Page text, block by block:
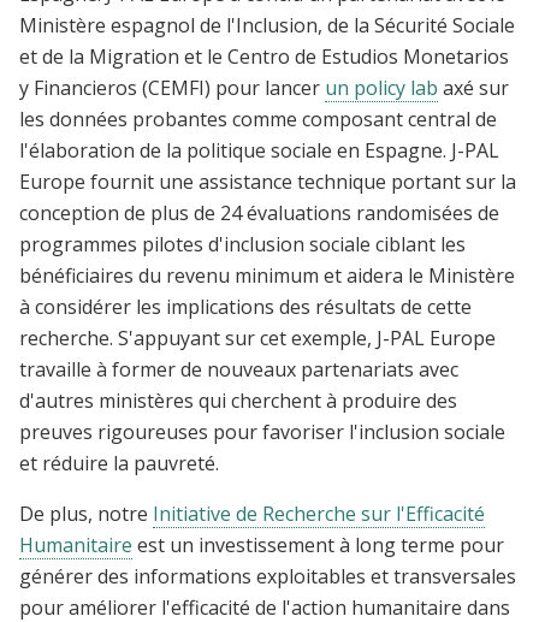
Ministère espagnol de l'Inclusion, de la Sécurité Sociale
et de la Migration et le Centro de Estudios Monetarios
y Financieros (CEMFI) pour lancer un policy lab axé sur
les données probantes comme composant central de
l'élaboration de la politique sociale en Espagne. J-PAL
Europe fournit une assistance technique portant sur la
conception de plus de 24 évaluations randomisées de
programmes pilotes d'inclusion sociale ciblant les
bénéficiaires du revenu minimum et aidera le Ministère
à considérer les implications des résultats de cette
recherche. S'appuyant sur cet exemple, J-PAL Europe
travaille à former de nouveaux partenariats avec
d'autres ministères qui cherchent à produire des
preuves rigoureuses pour favoriser l'inclusion sociale
et réduire la pauvreté.
De plus, notre Initiative de Recherche sur l'Efficacité
Humanitaire est un investissement à long terme pour
générer des informations exploitables et transversales
pour améliorer l'efficacité de l'action humanitaire dans